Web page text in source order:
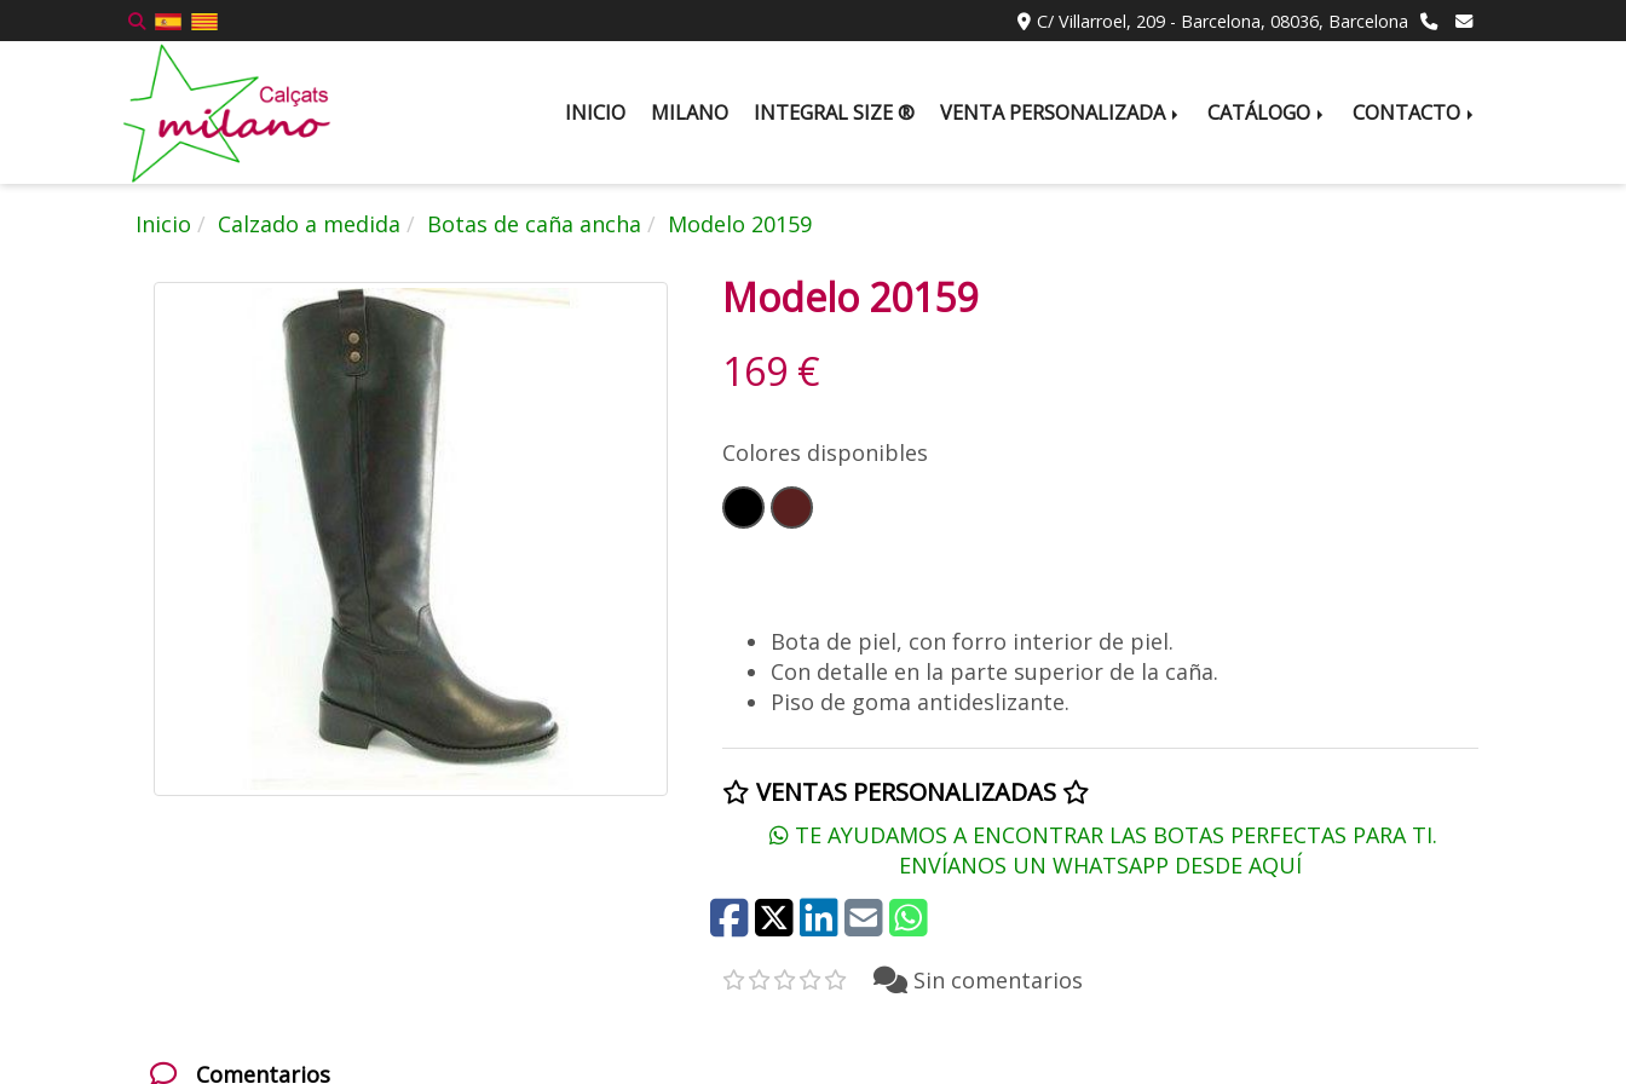
C/ Villarroel, 209 - Barcelona, 08036, Barcelona
INICIO MILANO INTEGRAL SIZE ® VENTA PERSONALIZADA CATÁLOGO CONTACTO
Inicio Calzado a medida Botas de caña ancha Modelo 20159
Modelo 20159
169 €
Colores disponibles
Bota de piel, con forro interior de piel.
Con detalle en la parte superior de la caña.
Piso de goma antideslizante.
VENTAS PERSONALIZADAS
TE AYUDAMOS A ENCONTRAR LAS BOTAS PERFECTAS PARA TI.
ENVÍANOS UN WHATSAPP DESDE AQUÍ
Sin comentarios
Comentarios